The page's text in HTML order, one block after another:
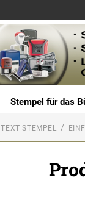
Stempel für das
TEXT STEMPEL